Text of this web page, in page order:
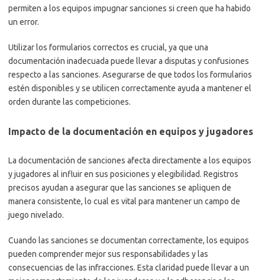
permiten a los equipos impugnar sanciones si creen que ha habido
un error.
Utilizar los formularios correctos es crucial, ya que una
documentación inadecuada puede llevar a disputas y confusiones
respecto a las sanciones. Asegurarse de que todos los formularios
estén disponibles y se utilicen correctamente ayuda a mantener el
orden durante las competiciones.
Impacto de la documentación en equipos y jugadores
La documentación de sanciones afecta directamente a los equipos
y jugadores al influir en sus posiciones y elegibilidad. Registros
precisos ayudan a asegurar que las sanciones se apliquen de
manera consistente, lo cual es vital para mantener un campo de
juego nivelado.
Cuando las sanciones se documentan correctamente, los equipos
pueden comprender mejor sus responsabilidades y las
consecuencias de las infracciones. Esta claridad puede llevar a un